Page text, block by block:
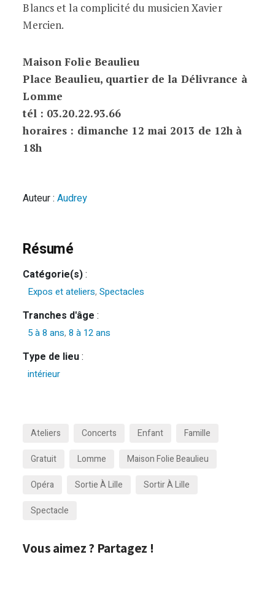
Blancs et la complicité du musicien Xavier
Mercien.
Maison Folie Beaulieu
Place Beaulieu, quartier de la Délivrance à
Lomme
tél : 03.20.22.93.66
horaires : dimanche 12 mai 2013 de 12h à
18h
Auteur :Audrey
Résumé
Catégorie(s):
Expos et ateliers,Spectacles
Tranches d'âge :
5 à 8 ans,8 à 12 ans
Type de lieu:
intérieur
Ateliers Concerts Enfant
Famille
Gratuit
Lomme
Maison Folie Beaulieu
Opéra
Sortie À Lille
Sortir À Lille
Spectacle
Vous aimez ? Partagez !